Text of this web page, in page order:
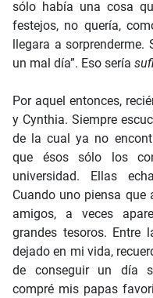
sólo había una cosa
festejos, no quería,
llegara a
un mal día”. Eso sería
Por aquel entonces,
y Cynthia. Siempre
de la cual ya no
que ésos sólo los
universidad. Ellas
Cuando uno piensa
amigos, a veces
grandes tesoros. Entre
dejado en mi vida,
de conseguir un día
compré mis papas